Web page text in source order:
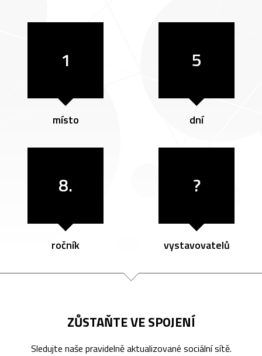
1
místo
5
dní
8.
ročník
?
vystavovatelů
ZŮSTAŇTE VE SPOJENÍ
Sledujte naše pravidelně aktualizované sociální sítě.